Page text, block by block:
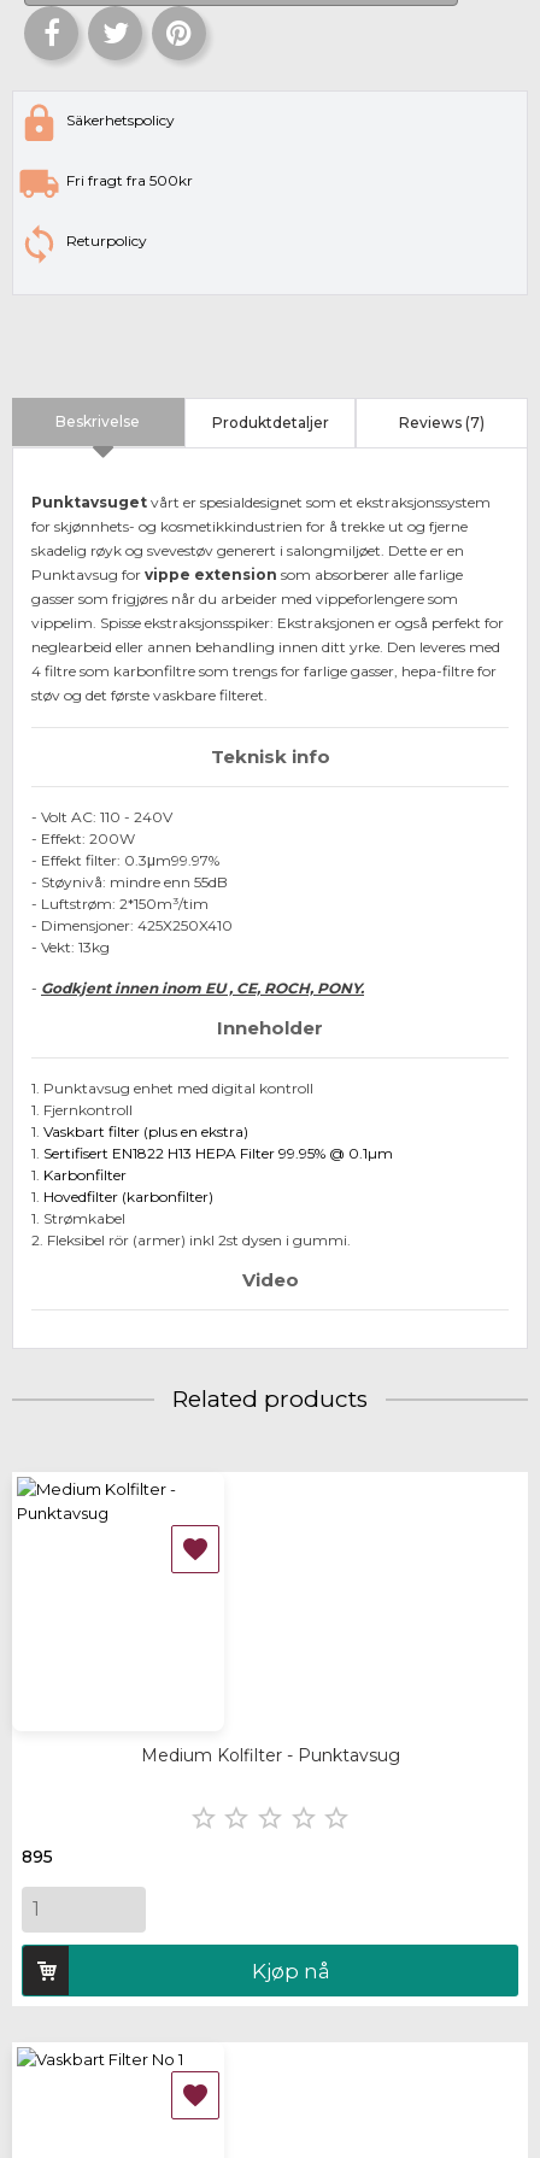
Säkerhetspolicy
Fri fragt fra 500kr
Returpolicy
Beskrivelse Produktdetaljer Reviews (7)
Punktavsuget vårt er spesialdesignet som et ekstraksjonssystem
for skjønnhets- og kosmetikkindustrien for å trekke ut og fjerne
skadelig røyk og svevestøv generert i salongmiljøet. Dette er en
Punktavsug for vippe extension som absorberer alle farlige
gasser som frigjøres når du arbeider med vippeforlengere som
vippelim. Spisse ekstraksjonsspiker: Ekstraksjonen er også perfekt for
neglearbeid eller annen behandling innen ditt yrke. Den leveres med
4 filtre som karbonfiltre som trengs for farlige gasser, hepa-filtre for
støv og det første vaskbare filteret.
Teknisk info
- Volt AC: 110 - 240V
- Effekt: 200W
- Effekt filter: 0.3μm99.97%
- Støynivå: mindre enn 55dB
- Luftstrøm: 2*150m³/tim
- Dimensjoner: 425X250X410
- Vekt: 13kg
- Godkjent innen inom EU , CE, ROCH, PONY.
Inneholder
1. Punktavsug enhet med digital kontroll
1. Fjernkontroll
1. Vaskbart filter (plus en ekstra)
1. Sertifisert EN1822 H13 HEPA Filter 99.95% @ 0.1µm
1. Karbonfilter
1. Hovedfilter (karbonfilter)
1. Strømkabel
2. Fleksibel rör (armer) inkl 2st dysen i gummi.
Video
Related products

Medium Kolfilter - Punktavsug
    
895
Kjøp nå
